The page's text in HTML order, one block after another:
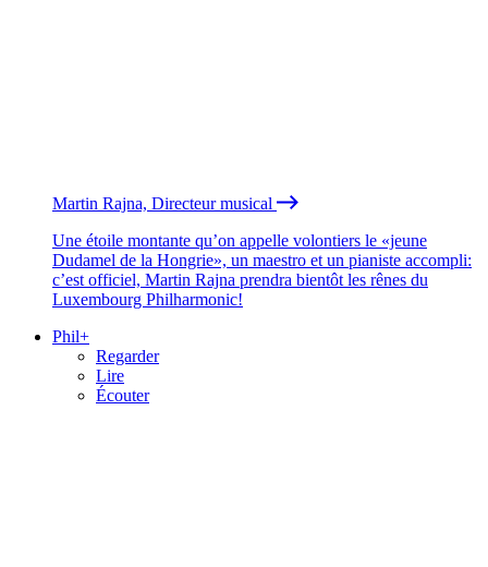
Martin Rajna, Directeur musical
Une étoile montante qu’on appelle volontiers le «jeune
Dudamel de la Hongrie», un maestro et un pianiste accompli:
c’est officiel, Martin Rajna prendra bientôt les rênes du
Luxembourg Philharmonic!
Phil+
Regarder
Lire
Écouter